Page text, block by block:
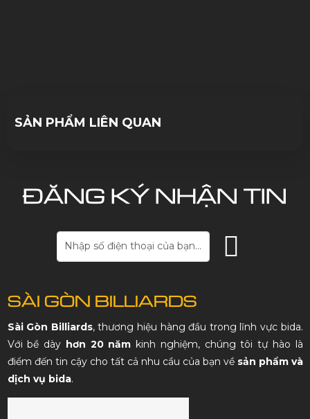
SẢN PHẨM LIÊN QUAN
ĐĂNG KÝ NHẬN TIN
SÀI GÒN BILLIARDS
Sài Gòn Billiards, thương hiệu hàng đầu trong lĩnh vực bida.
Với bề dày hơn 20 năm kinh nghiệm, chúng tôi tự hào là
điểm đến tin cậy cho tất cả nhu cầu của bạn về sản phẩm và
dịch vụ bida.